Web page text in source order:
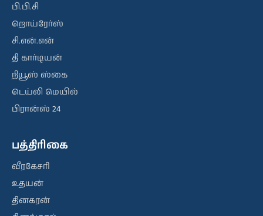
பி.பி.சி
றொய்ரேர்ஸ்
சி.என்.என்
தி கார்டியன்
நியூஸ் ஸ்கை
டெய்லி மெயில்
பிரான்ஸ் 24
பத்திரிகை
வீரகேசரி
உதயன்
தினகரன்